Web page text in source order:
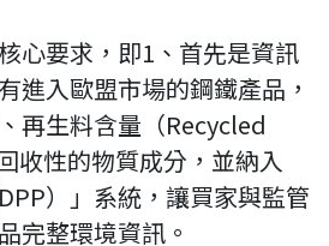
心要求，即1、首先是資訊
進入歐盟市場的鋼鐵產品，
再生料含量（Recycled
收性的物質成分，並納入
）」系統，讓買家與監管
完整環境資訊。